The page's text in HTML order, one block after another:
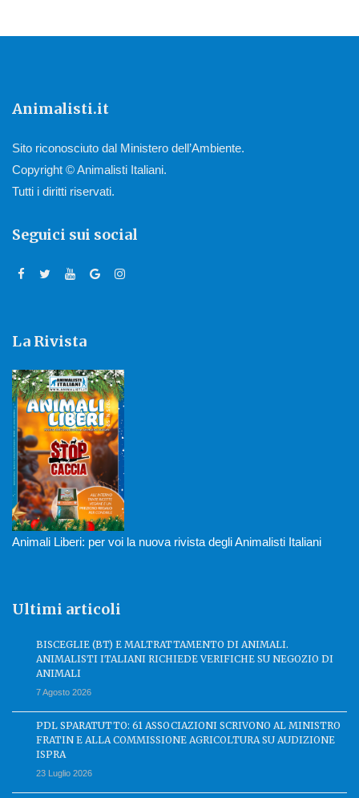
Animalisti.it
Sito riconosciuto dal Ministero dell’Ambiente.
Copyright © Animalisti Italiani.
Tutti i diritti riservati.
Seguici sui social
La Rivista
Animali Liberi: per voi la nuova rivista degli Animalisti Italiani
Ultimi articoli
BISCEGLIE (BT) E MALTRATTAMENTO DI ANIMALI.
ANIMALISTI ITALIANI RICHIEDE VERIFICHE SU NEGOZIO DI
ANIMALI
7 Agosto 2026
PDL SPARATUTTO: 61 ASSOCIAZIONI SCRIVONO AL MINISTRO
FRATIN E ALLA COMMISSIONE AGRICOLTURA SU AUDIZIONE
ISPRA
23 Luglio 2026